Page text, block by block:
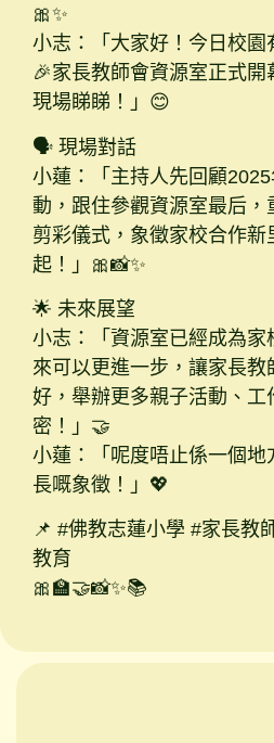
🎀✨
小志：「大家好！今日校
🎉家長教師會資源室正式
現場睇睇！」😊
🗣️ 現場對話
小蓮：「主持人先回顧
動，跟住參觀資源室最后，
剪彩儀式，象徵家校合作新
起！」🎀📸✨
🌟 未來展望
小志：「資源室已經成為
來可以更進一步，讓家長教
好，舉辦更多親子活動、工
密！」🤝
小蓮：「呢度唔止係一個
長嘅象徵！」💖
📌 #佛教志蓮小學 #家長教
教育
🎀🏫🤝📸✨📚